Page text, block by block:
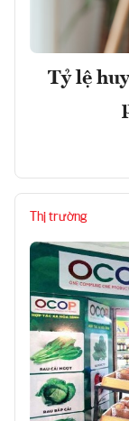
Tỷ lệ
Thị trường